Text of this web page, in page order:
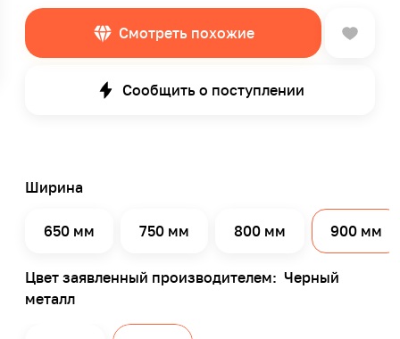
Смотреть похожие
Сообщить о поступлении
Ширина
650 мм 750 мм 800 мм 900 мм
Цвет заявленный производителем: Черный
металл